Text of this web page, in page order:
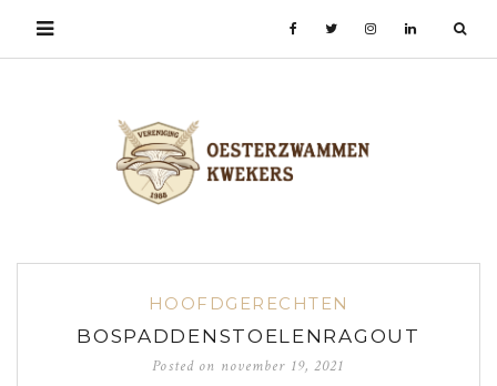
HOOFDGERECHTEN
BOSPADDENSTOELENRAGOUT
Posted on november 19, 2021